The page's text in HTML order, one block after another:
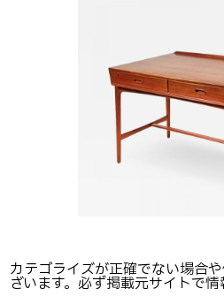
カテゴライズが正確でない場合
ざいます。必ず掲載元サイトで